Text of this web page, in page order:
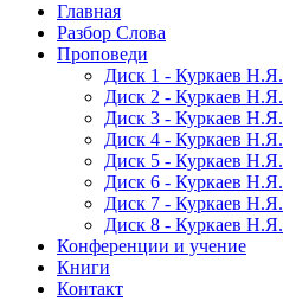
Главная
Разбор Слова
Проповеди
Диск 1 - Куркаев Н.Я.
Диск 2 - Куркаев Н.Я.
Диск 3 - Куркаев Н.Я.
Диск 4 - Куркаев Н.Я.
Диск 5 - Куркаев Н.Я.
Диск 6 - Куркаев Н.Я.
Диск 7 - Куркаев Н.Я.
Диск 8 - Куркаев Н.Я.
Конференции и учение
Книги
Контакт